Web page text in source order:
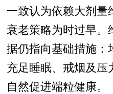
一致认为依赖大剂
衰老策略为时过早
据仍指向基础措施：
充足睡眠、戒烟及
自然促进端粒健康。